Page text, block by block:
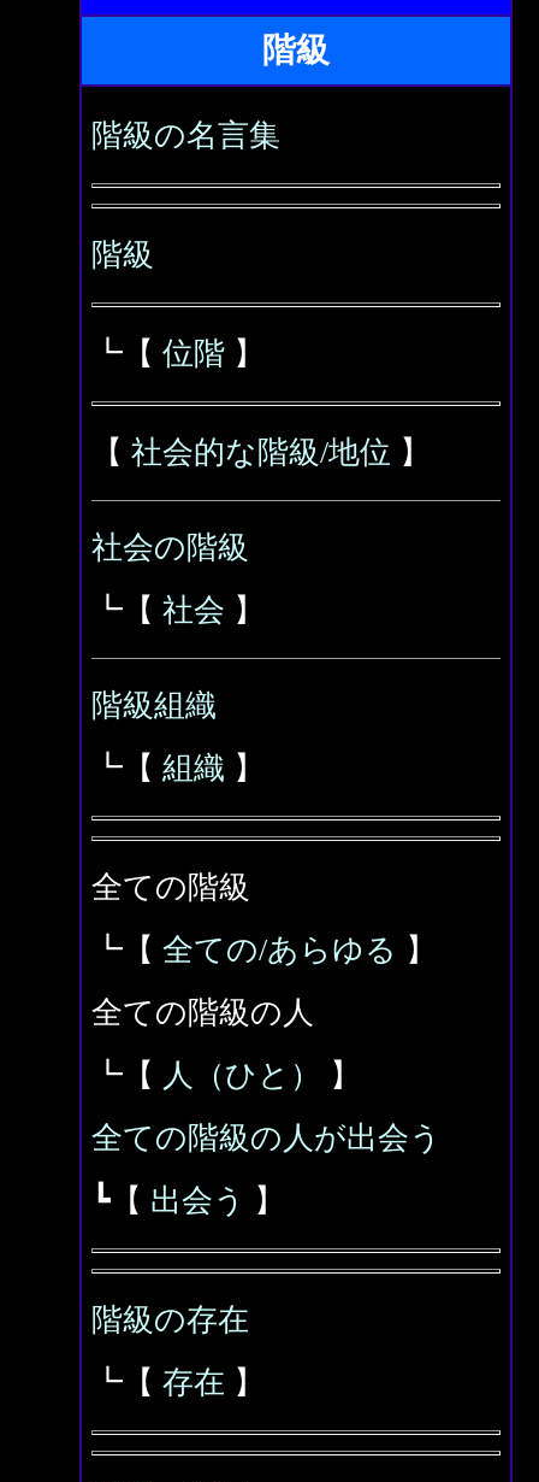
階級
階級の名言集
階級
┗【 位階 】
【 社会的な階級/地位 】
社会の階級
┗【 社会 】
階級組織
┗【 組織 】
全ての階級
┗【 全ての/あらゆる 】
全ての階級の人
┗【 人（ひと）
】
全ての階級の人が出会う
┗【 出会う 】
階級の存在
┗【 存在 】